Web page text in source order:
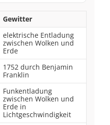
Gewitter
elektrische Entladung
zwischen Wolken und
Erde
1752 durch Benjamin
Franklin
Funkentladung
zwischen Wolken und
Erde in
Lichtgeschwindigkeit